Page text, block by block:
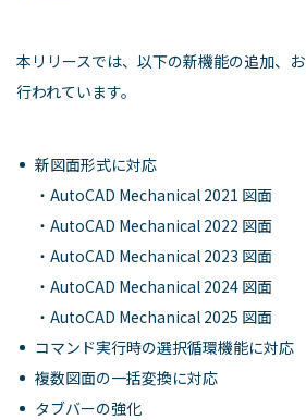
本リリースでは、以下の新機能の追加、
行われています。
新図面形式に対応
・AutoCAD Mechanical 2021 図面
・AutoCAD Mechanical 2022 図面
・AutoCAD Mechanical 2023 図面
・AutoCAD Mechanical 2024 図面
・AutoCAD Mechanical 2025 図面
コマンド実行時の選択循環機能に対応
複数図面の一括変換に対応
タブバーの強化